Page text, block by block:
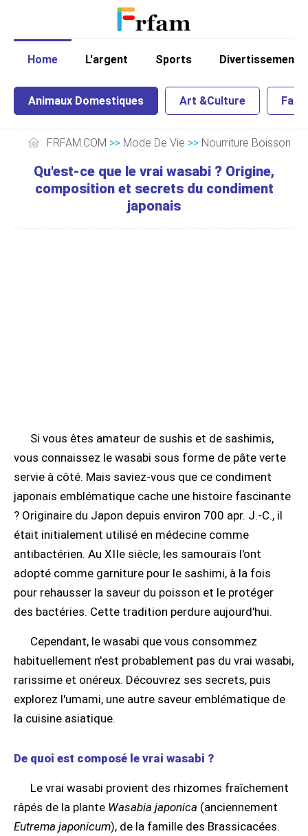
Home L'argent Sports Divertissement
Animaux Domestiques Art &Culture
FRFAM.COM >> Mode De Vie >> Nourriture Boisson
Qu'est-ce que le vrai wasabi ? Origine,
composition et secrets du condiment
japonais
Si vous êtes amateur de sushis et de sashimis,
vous connaissez le wasabi sous forme de pâte verte
servie à côté. Mais saviez-vous que ce condiment
japonais emblématique cache une histoire fascinante
? Originaire du Japon depuis environ 700 apr. J.-C., il
était initialement utilisé en médecine comme
antibactérien. Au XIIe siècle, les samouraïs l'ont
adopté comme garniture pour le sashimi, à la fois
pour rehausser la saveur du poisson et le protéger
des bactéries. Cette tradition perdure aujourd'hui.
Cependant, le wasabi que vous consommez
habituellement n'est probablement pas du vrai wasabi,
rarissime et onéreux. Découvrez ses secrets, puis
explorez l'umami, une autre saveur emblématique de
la cuisine asiatique.
De quoi est composé le vrai wasabi ?
Le vrai wasabi provient des rhizomes fraîchement
râpés de la plante Wasabia japonica (anciennement
Eutrema japonicum), de la famille des Brassicacées.